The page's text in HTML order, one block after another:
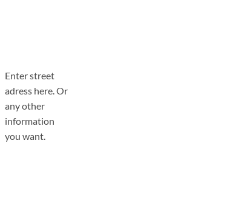
Enter street
adress here. Or
any other
information
you want.